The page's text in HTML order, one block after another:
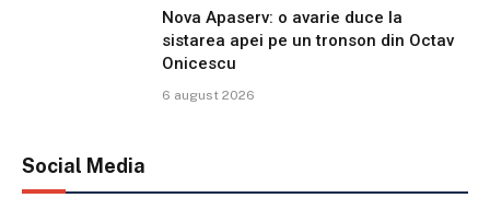
Nova Apaserv: o avarie duce la
sistarea apei pe un tronson din Octav
Onicescu
6 august 2026
Social Media